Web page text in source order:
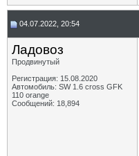
04.07.2022, 20:54
Ладовоз
Продвинутый
Регистрация: 15.08.2020
Автомобиль: SW 1.6 cross GFK
110 orange
Сообщений: 18,894